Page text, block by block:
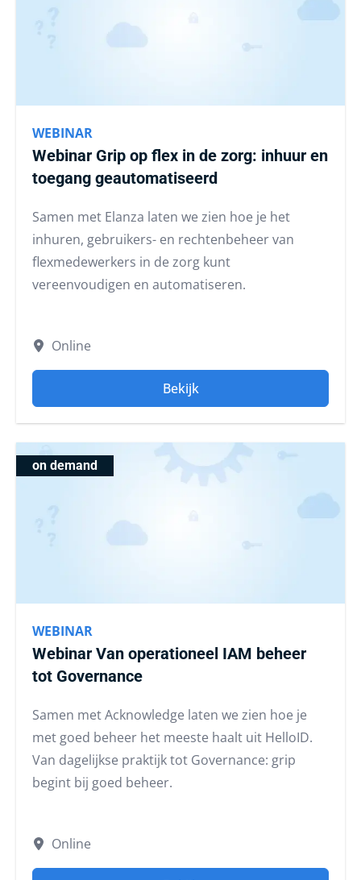
WEBINAR
Webinar Grip op flex in de zorg: inhuur en
toegang geautomatiseerd
Samen met Elanza laten we zien hoe je het
inhuren, gebruikers- en rechtenbeheer van
flexmedewerkers in de zorg kunt
vereenvoudigen en automatiseren.
Online
Bekijk
on demand
WEBINAR
Webinar Van operationeel IAM beheer
tot Governance
Samen met Acknowledge laten we zien hoe je
met goed beheer het meeste haalt uit HelloID.
Van dagelijkse praktijk tot Governance: grip
begint bij goed beheer.
Online